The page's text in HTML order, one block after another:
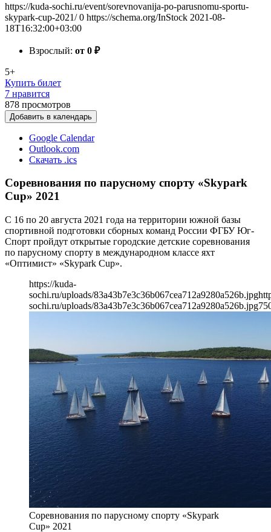
https://kuda-sochi.ru/event/sorevnovanija-po-parusnomu-sportu-
skypark-cup-2021/ 0 https://schema.org/InStock 2021-08-
18T16:32:00+03:00
Взрослый: от 0 ₽
5+
Купить билет
7 нравится
878 просмотров
Добавить в календарь
Google Calendar
Outlook.com
Скачать .ics
Соревнования по парусному спорту «Skypark
Cup» 2021
С 16 по 20 августа 2021 года на территории южной базы
спортивной подготовки сборных команд России ФГБУ Юг-
Спорт пройдут открытые городские детские соревнования
по парусному спорту в международном классе яхт
«Оптимист» «Skypark Cup».
https://kuda-
sochi.ru/uploads/83a43b7e3c36b067cea712a9280a526b.jpg
sochi.ru/uploads/83a43b7e3c36b067cea712a9280a526b.jpg
Соревнования по парусному спорту «Skypark
Cup» 2021